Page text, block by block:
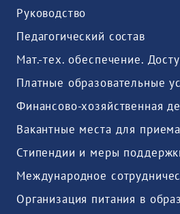
Руководство
Педагогический состав
Мат.-тех. обеспечение.
Платные образовательные
Финансово-хозяйственная
Стипендии и меры
Международное